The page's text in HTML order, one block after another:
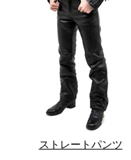
ストレートパンツ